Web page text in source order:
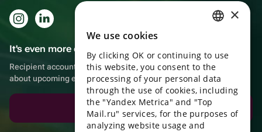
It's even more convenient in the app!
Recipient account, extra rewards for purchases and reminders
about upcoming events
Download the app
ENGLISH
UKRAINIAN
PORTUGUESE
SPANISH
×
We use cookies
By clicking OK or continuing to use
this website, you consent to the
processing of your personal data
through the use of cookies, including
the "Yandex Metrica" and "Top
Mail.ru" services, for the purposes of
analyzing website usage and